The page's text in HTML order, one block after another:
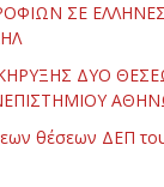
ΣΕ
ΔΥΟ
θέσεων ΔΕΠ